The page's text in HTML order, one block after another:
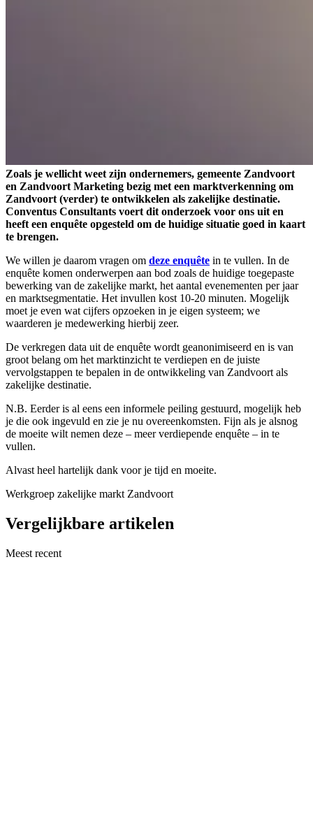
Zoals je wellicht weet zijn ondernemers, gemeente Zandvoort
en Zandvoort Marketing bezig met een marktverkenning om
Zandvoort (verder) te ontwikkelen als zakelijke destinatie.
Conventus Consultants voert dit onderzoek voor ons uit en
heeft een enquête opgesteld om de huidige situatie goed in kaart
te brengen.
We willen je daarom vragen om deze enquête in te vullen. In de
enquête komen onderwerpen aan bod zoals de huidige toegepaste
bewerking van de zakelijke markt, het aantal evenementen per jaar
en marktsegmentatie. Het invullen kost 10-20 minuten. Mogelijk
moet je even wat cijfers opzoeken in je eigen systeem; we
waarderen je medewerking hierbij zeer.
De verkregen data uit de enquête wordt geanonimiseerd en is van
groot belang om het marktinzicht te verdiepen en de juiste
vervolgstappen te bepalen in de ontwikkeling van Zandvoort als
zakelijke destinatie.
N.B. Eerder is al eens een informele peiling gestuurd, mogelijk heb
je die ook ingevuld en zie je nu overeenkomsten. Fijn als je alsnog
de moeite wilt nemen deze – meer verdiepende enquête – in te
vullen.
Alvast heel hartelijk dank voor je tijd en moeite.
Werkgroep zakelijke markt Zandvoort
Vergelijkbare artikelen
Meest recent